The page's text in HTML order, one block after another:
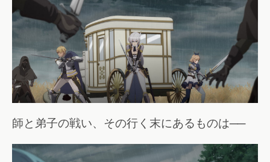
師と弟子の戦い、その行く末にあるものは──